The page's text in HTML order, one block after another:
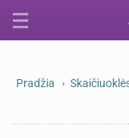
Pradžia